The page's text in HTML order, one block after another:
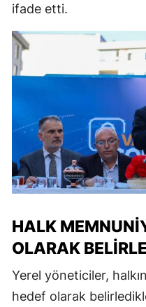
ifade etti.
HALK
OLARAK
Yerel yöneticiler,
hedef olarak